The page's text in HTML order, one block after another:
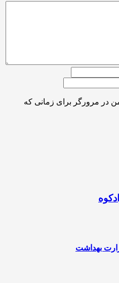
در مرورگر برای زمانی که
بهداشت